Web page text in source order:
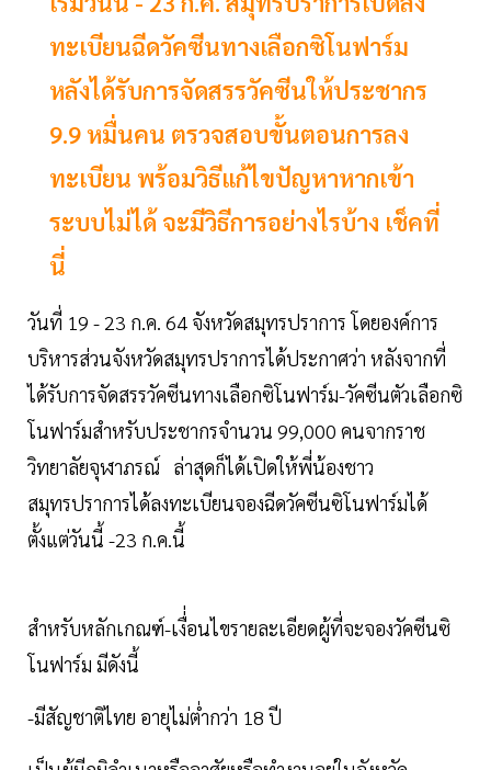
ทะเบียนฉีดวัคซีนทางเลือกซิโนฟาร์ม
หลังได้รับการจัดสรรวัคซีนให้ประชากร
9.9 หมื่นคน ตรวจสอบขั้นตอนการลง
ทะเบียน พร้อมวิธีแก้ไขปัญหาหากเข้า
ระบบไม่ได้ จะมีวิธีการอย่างไรบ้าง เช็คที่
นี่
วันที่ 19 - 23 ก.ค. 64 จังหวัดสมุทรปราการ โดยองค์การ
บริหารส่วนจังหวัดสมุทรปราการได้ประกาศว่า หลังจากที่
ได้รับการจัดสรรวัคซีนทางเลือกซิโนฟาร์ม-วัคซีนตัวเลือกซิ
โนฟาร์มสำหรับประชากรจำนวน 99,000 คนจากราช
วิทยาลัยจุฬาภรณ์ ล่าสุดก็ได้เปิดให้พี่น้องชาว
สมุทรปราการได้ลงทะเบียนจองฉีดวัคซีนซิโนฟาร์มได้
ตั้งแต่วันนี้ -23 ก.ค.นี้
สำหรับหลักเกณฑ์-เงื่่อนไขรายละเอียดผู้ที่จะจองวัคซีนซิ
โนฟาร์ม มีดังนี้
-มีสัญชาติไทย อายุไม่ต่ำกว่า 18 ปี